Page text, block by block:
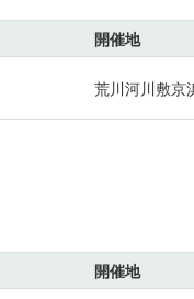
開催地
荒川河川敷京
開催地